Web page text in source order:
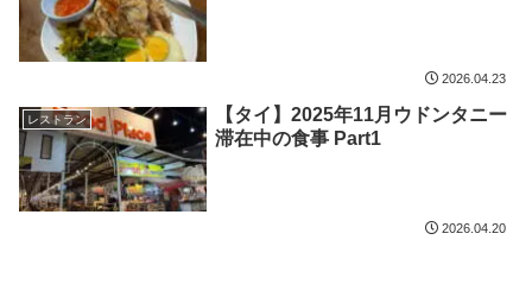
2026.04.23
レストラン
【タイ】2025年11月ウドンタニー
滞在中の食事 Part1
2026.04.20